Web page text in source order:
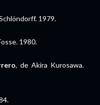
1979.
1980.
, de Akira Kurosawa.